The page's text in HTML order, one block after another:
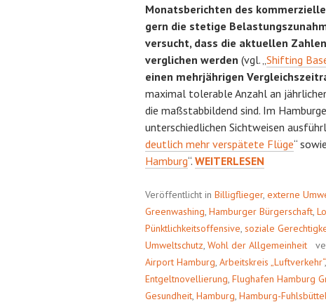
Monatsberichten des
gern die stetige
versucht, dass die aktuellen
verglichen werden (vgl. „Shifting
einen mehrjährigen
maximal tolerable Anzahl an
die maßstabbildend sind. Im
unterschiedlichen Sichtweisen
deutlich mehr verspätete Flüge“
Hamburg“. DEUTUNGSHOHEIT
WEITERLESEN
Veröffentlicht in Billigflieger, externe
Greenwashing, Hamburger Bürgerschaft,
Pünktlichkeitsoffensive, soziale
Umweltschutz, Wohl der Allgemeinheit
Airport Hamburg, Arbeitskreis „Luftverkehr“,
Entgeltnovellierung, Flughafen Hamburg
Gesundheit, Hamburg, Hamburg-